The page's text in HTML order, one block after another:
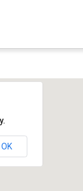
OK